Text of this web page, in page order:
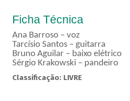
Ficha Técnica
Ana Barroso – voz
Tarcísio Santos – guitarra
Bruno Aguilar – baixo elétrico
Sérgio Krakowski – pandeiro
Classificação: LIVRE